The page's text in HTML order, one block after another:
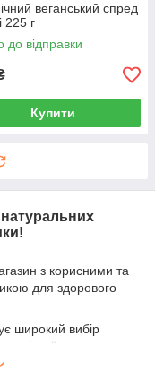
веганський спред
225 г
до відправки
Купити
з корисними та
для здорового
широкий вибір
косметики.
очікуєте